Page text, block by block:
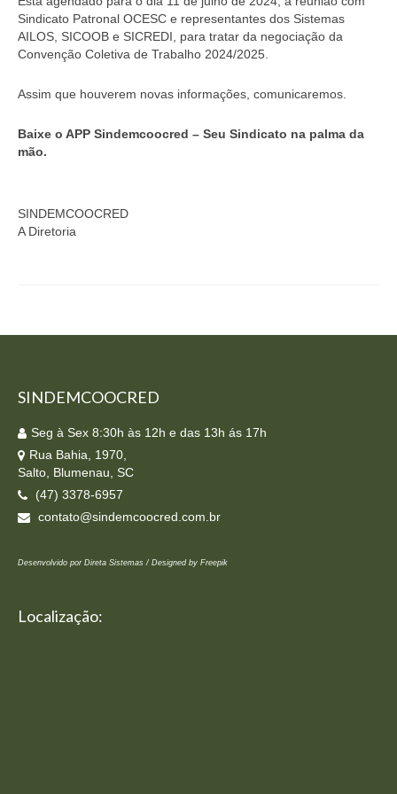
Homologação
Índices
Notícias
Baixar APP
Sindicato Patronal OCESC e representantes dos Sistemas
AILOS, SICOOB e SICREDI, para tratar da negociação da
Convenção Coletiva de Trabalho 2024/2025.
Assim que houverem novas informações, comunicaremos.
Baixe o APP Sindemcoocred – Seu Sindicato na palma da
mão.
SINDEMCOOCRED
A Diretoria
SINDEMCOOCRED
Seg à Sex 8:30h às 12h e das 13h ás 17h
Rua Bahia, 1970,
Salto, Blumenau, SC
(47) 3378-6957
contato@sindemcoocred.com.br
Desenvolvido por Direta Sistemas / Designed by Freepik
Localização: